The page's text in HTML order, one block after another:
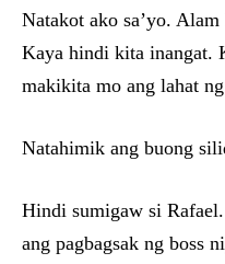
Natakot ako sa’yo.
Kaya hindi kita inangat.
makikita mo ang lahat
Natahimik ang buong
Hindi sumigaw si
ang pagbagsak ng boss